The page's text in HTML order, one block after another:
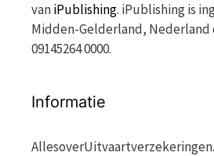
vaniPublishing. iPublishing is
Midden-Gelderland,
09145264 0000.
Informatie